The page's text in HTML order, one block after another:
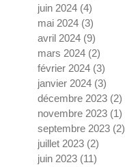
juin 2024 (4)
mai 2024 (3)
avril 2024 (9)
mars 2024 (2)
février 2024 (3)
janvier 2024 (3)
décembre 2023 (2)
novembre 2023 (1)
septembre 2023 (2)
juillet 2023 (2)
juin 2023 (11)